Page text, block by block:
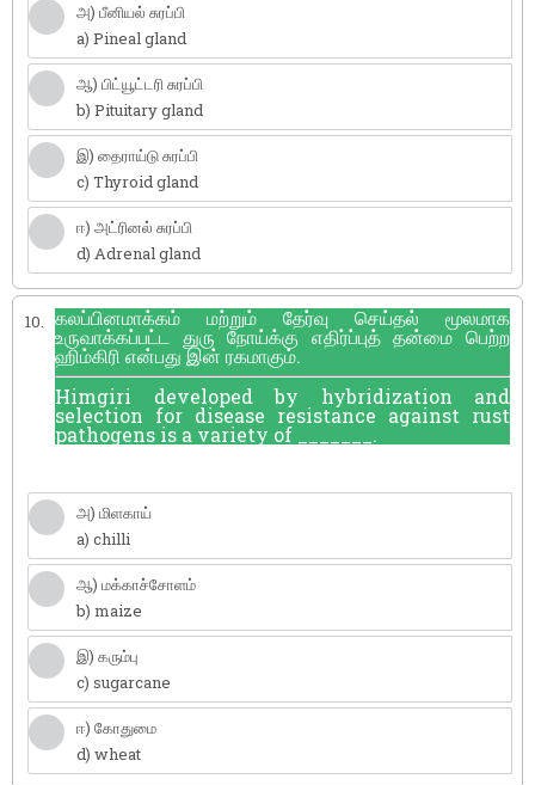
அ) பீனியல் சுரப்பி
a) Pineal gland
ஆ) பிட்யூட்டரி சுரப்பி
b) Pituitary gland
இ) தைராய்டு சுரப்பி
c) Thyroid gland
ஈ) அட்ரினல் சுரப்பி
d) Adrenal gland
10. கலப்பினமாக்கம் மற்றும் தேர்வு செய்தல் மூலமாக
உருவாக்கப்பட்ட துரு நோய்க்கு எதிர்ப்புத் தன்மை பெற்ற
ஹிம்கிரி என்பது இன் ரகமாகும்.
Himgiri developed by hybridization and
selection for disease resistance against rust
pathogens is a variety of _______.
அ) மிளகாய்
a) chilli
ஆ) மக்காச்சோளம்
b) maize
இ) கரும்பு
c) sugarcane
ஈ) கோதுமை
d) wheat